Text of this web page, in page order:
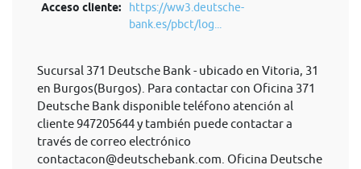
Acceso cliente:
https://ww3.deutsche-
bank.es/pbct/log...
Sucursal 371 Deutsche Bank - ubicado en Vitoria, 31
en Burgos(Burgos). Para contactar con Oficina 371
Deutsche Bank disponible teléfono atención al
cliente 947205644 y también puede contactar a
través de correo electrónico
contactacon@deutschebank.com . Oficina Deutsche